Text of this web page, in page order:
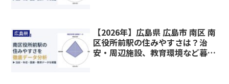
広島県
【2026年】広島県 広島市 南区 南
区役所前駅の住みやすさは？治
安・周辺施設、教育環境など暮ら